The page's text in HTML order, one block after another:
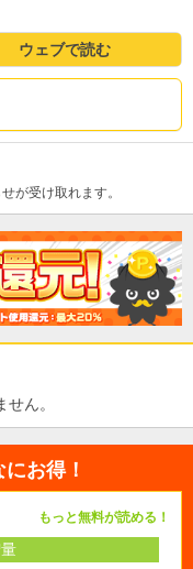
ウェブで読む
が受け取れます。
ん。
お得！
もっと無料が読める！